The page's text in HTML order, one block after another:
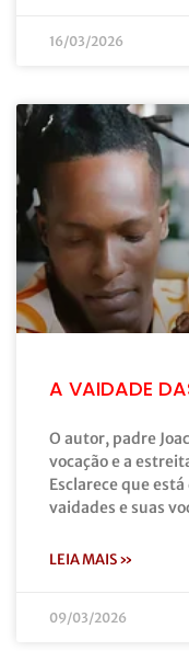
16/03/2026
A VAIDADE
O autor, padre
vocação e a
Esclarece que
vaidades e suas
LEIA MAIS »
09/03/2026